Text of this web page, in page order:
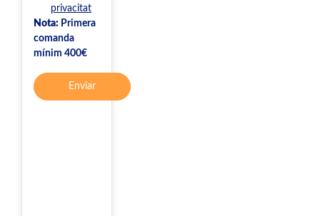
privacitat
Nota: Primera
comanda
mínim 400€
Enviar